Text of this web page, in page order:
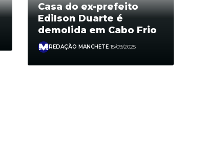
Casa do ex-prefeito
Edilson Duarte é
demolida em Cabo Frio
REDAÇÃO MANCHETE 15/09/2025